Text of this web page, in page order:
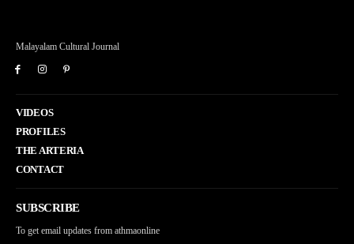
Malayalam Cultural Journal
VIDEOS
PROFILES
THE ARTERIA
CONTACT
SUBSCRIBE
To get email updates from athmaonline